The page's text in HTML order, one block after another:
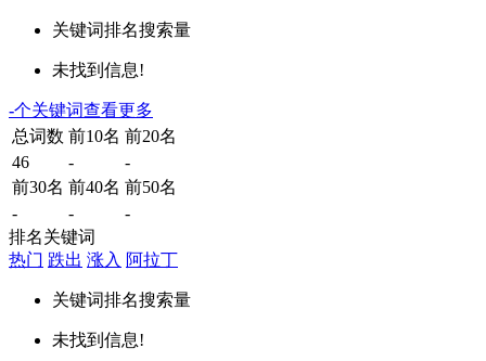
关键词排名搜索量
未找到信息!
-个关键词查看更多
总词数 前10名 前20名
46
-
-
前30名 前40名 前50名
-
-
-
排名关键词
热门 跌出 涨入 阿拉丁
关键词排名搜索量
未找到信息!